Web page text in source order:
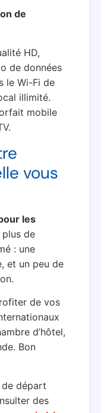
de
HD,
de données
le Wi-Fi de
illimité.
mobile
vous
les
plus de
: une
et un peu de
de vos
d’hôtel,
Bon
départ
des